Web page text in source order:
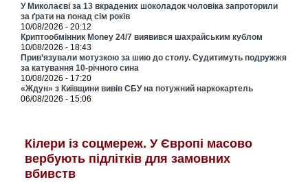
У Миколаєві за 13 вкрадених шоколадок чоловіка запроторили
за ґрати на понад сім років
10/08/2026 - 20:12
Криптообмінник Money 24/7 виявився шахрайським кублом
10/08/2026 - 18:43
Прив’язували мотузкою за шию до столу. Судитимуть подружжя
за катування 10-річного сина
10/08/2026 - 17:20
«Ждун» з Київщини вивів СБУ на потужний наркокартель
06/08/2026 - 15:06
Кілери із соцмереж. У Європі масово
вербують підлітків для замовних
вбивств